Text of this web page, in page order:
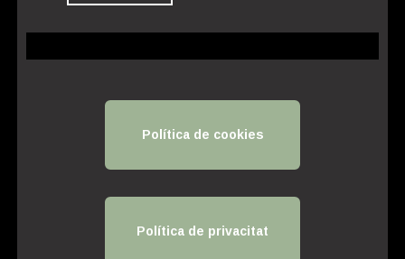
Política de cookies
Política de privacitat